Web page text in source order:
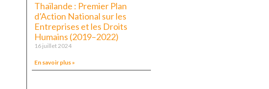
Thaïlande : Premier Plan
d’Action National sur les
Entreprises et les Droits
Humains (2019–2022)
16 juillet 2024
En savoir plus »